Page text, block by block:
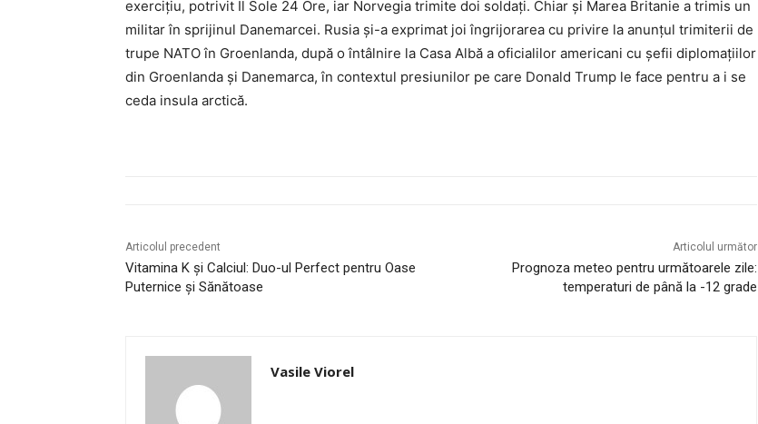
exercițiu, potrivit Il Sole 24 Ore, iar Norvegia trimite doi soldați. Chiar și Marea Britanie a trimis un
militar în sprijinul Danemarcei. Rusia şi-a exprimat joi îngrijorarea cu privire la anunţul trimiterii de
trupe NATO în Groenlanda, după o întâlnire la Casa Albă a oficialilor americani cu şefii diplomaţiilor
din Groenlanda şi Danemarca, în contextul presiunilor pe care Donald Trump le face pentru a i se
ceda insula arctică.
Articolul precedent
Vitamina K și Calciul: Duo-ul Perfect pentru Oase
Puternice și Sănătoase
Articolul următor
Prognoza meteo pentru următoarele zile:
temperaturi de până la -12 grade
Vasile Viorel